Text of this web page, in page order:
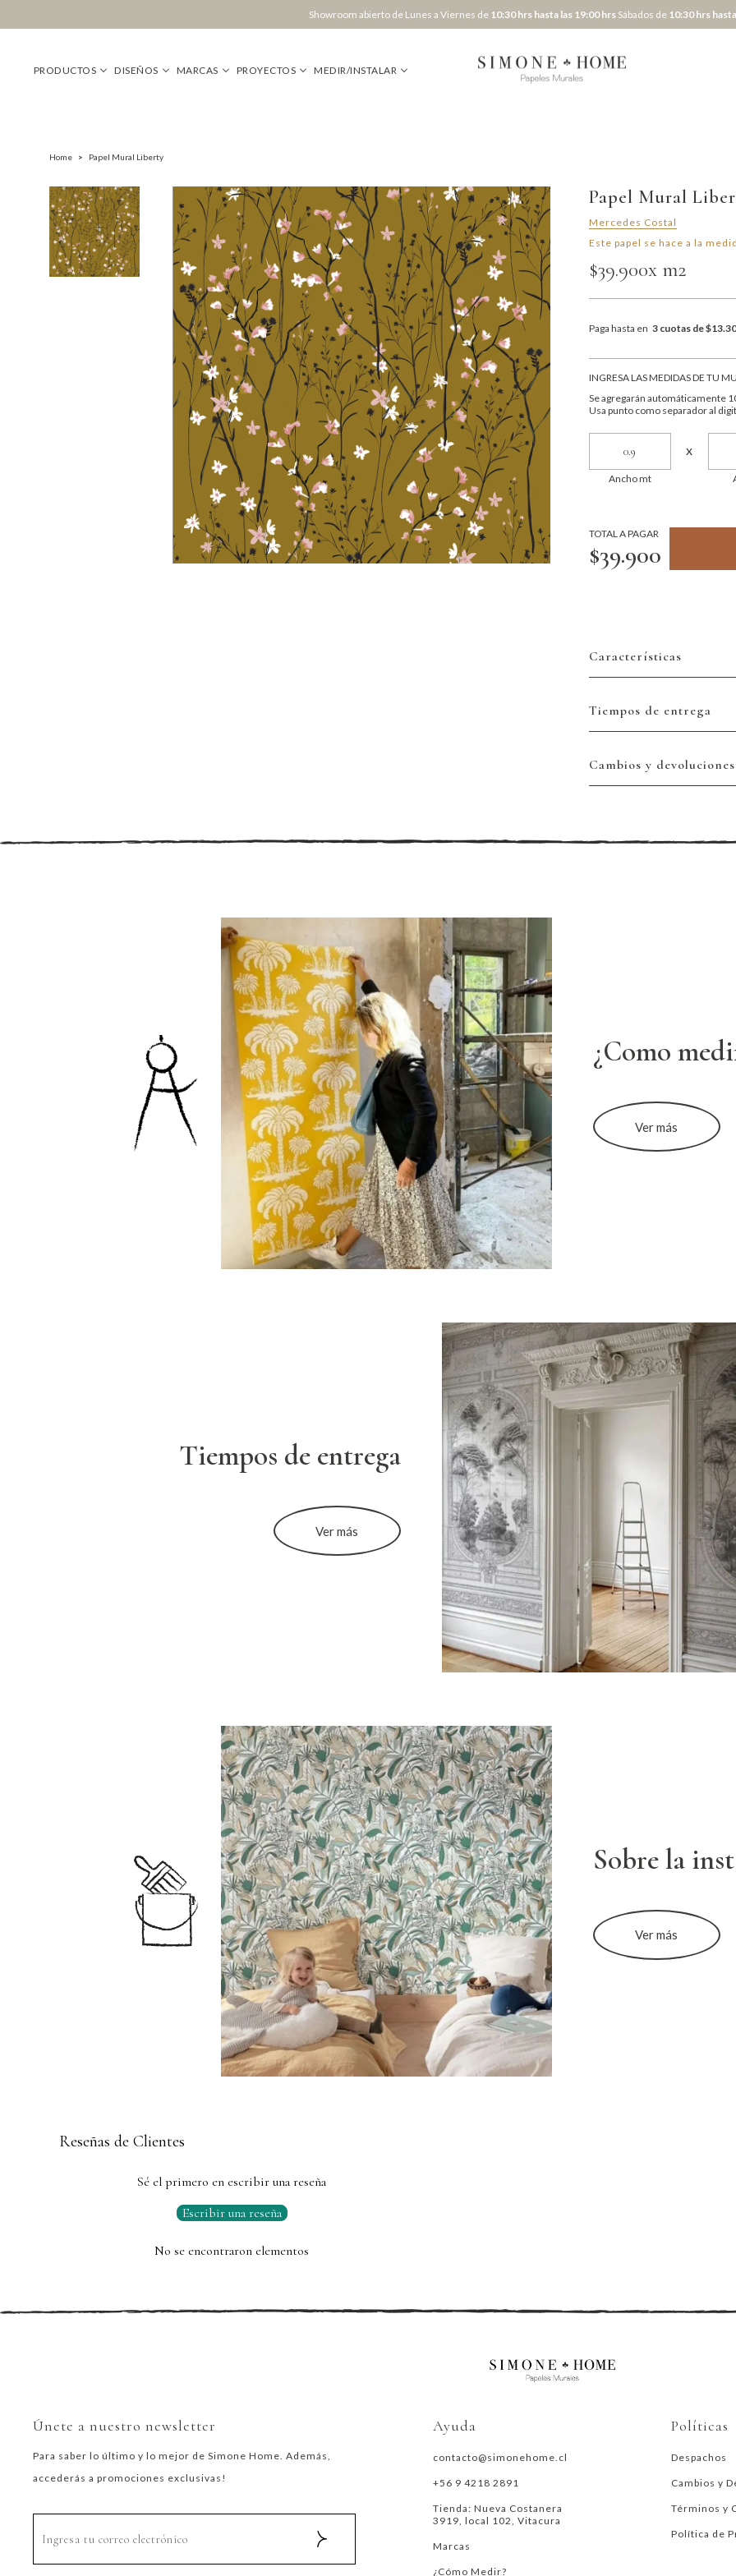
Showroom abierto de Lunes a Viernes de 10:30 hrs hasta las 19:00 hrs Sábados de 10:30 hrs
PRODUCTOS DISEÑOS MARCAS PROYECTOS MEDIR/INSTALAR
Home > Papel Mural Liberty
Papel Mural
Mercedes Costal
Este papel se hace a la
$39.900x m2
Paga hasta en 3 cuotas de
INGRESA LAS MEDIDAS DE TU
Se agregarán automáticamente
Usa punto como separador al
Ancho mt
x
TOTAL A PAGAR
$39.900
Características
Tiempos de entrega
Cambios y devoluciones
¿Como
Ver más
Tiempos de entrega
Ver más
Sobre la
Ver más
Reseñas de Clientes
Sé el primero en escribir una reseña
Escribir una reseña
No se encontraron elementos
Únete a nuestro newsletter
Para saber lo último y lo mejor de Simone Home. Además,
accederás a promociones exclusivas!
Ayuda
contacto@simonehome.cl
+56 9 4218 2891
Tienda: Nueva Costanera
3919, local 102, Vitacura
Marcas
¿Cómo Medir?
Políticas
Despachos
Cambios y
Términos y
Política de